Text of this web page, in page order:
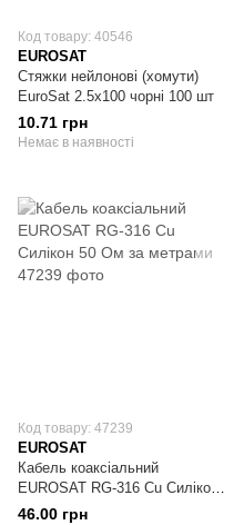
Код товару: 40546
EUROSAT
Стяжки нейлонові (хомути)
EuroSat 2.5x100 чорні 100 шт
10.71 грн
Немає в наявності
Код товару: 47239
EUROSAT
Кабель коаксіальний
EUROSAT RG-316 Cu Силікон
50 Ом за метрами
46.00 грн